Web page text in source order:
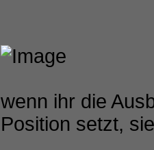
wenn ihr die
Position setzt,